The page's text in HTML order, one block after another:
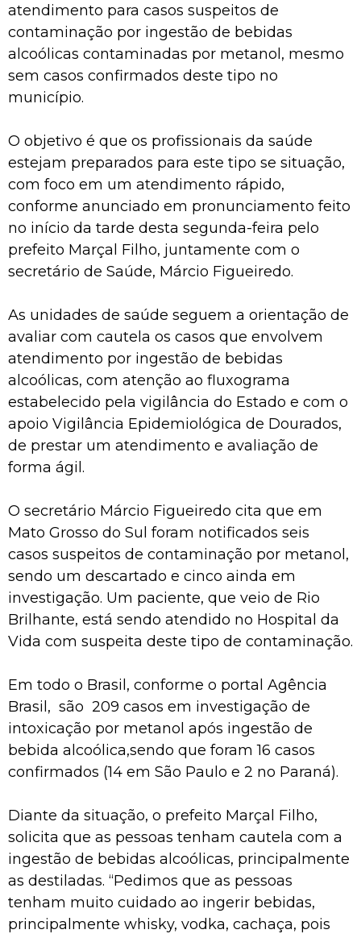
atendimento para casos suspeitos de
contaminação por ingestão de bebidas
alcoólicas contaminadas por metanol, mesmo
sem casos confirmados deste tipo no
município.
O objetivo é que os profissionais da saúde
estejam preparados para este tipo se situação,
com foco em um atendimento rápido,
conforme anunciado em pronunciamento feito
no início da tarde desta segunda-feira pelo
prefeito Marçal Filho, juntamente com o
secretário de Saúde, Márcio Figueiredo.
As unidades de saúde seguem a orientação de
avaliar com cautela os casos que envolvem
atendimento por ingestão de bebidas
alcoólicas, com atenção ao fluxograma
estabelecido pela vigilância do Estado e com o
apoio Vigilância Epidemiológica de Dourados,
de prestar um atendimento e avaliação de
forma ágil.
O secretário Márcio Figueiredo cita que em
Mato Grosso do Sul foram notificados seis
casos suspeitos de contaminação por metanol,
sendo um descartado e cinco ainda em
investigação. Um paciente, que veio de Rio
Brilhante, está sendo atendido no Hospital da
Vida com suspeita deste tipo de contaminação.
Em todo o Brasil, conforme o portal Agência
Brasil, são 209 casos em investigação de
intoxicação por metanol após ingestão de
bebida alcoólica,sendo que foram 16 casos
confirmados (14 em São Paulo e 2 no Paraná).
Diante da situação, o prefeito Marçal Filho,
solicita que as pessoas tenham cautela com a
ingestão de bebidas alcoólicas, principalmente
as destiladas. “Pedimos que as pessoas
tenham muito cuidado ao ingerir bebidas,
principalmente whisky, vodka, cachaça, pois